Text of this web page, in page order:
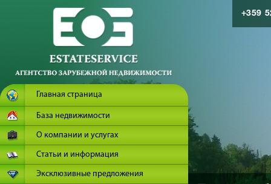
Главная страница
База недвижимости
О компании и услугах
Статьи и информация
Эксклюзивные предложения
+359